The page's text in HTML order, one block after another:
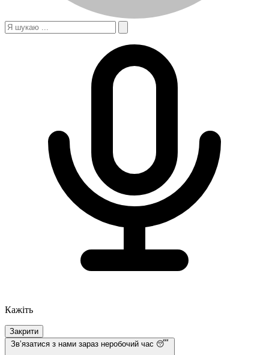
Кажіть
Закрити
Звʼязатися з нами зараз неробочий час 😴